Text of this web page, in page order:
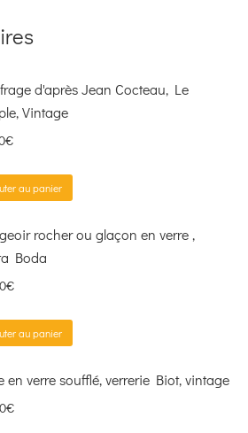
d'après Jean Cocteau, Le
Vintage
€
au panier
rocher ou glaçon en verre ,
Boda
€
au panier
en verre soufflé, verrerie Biot, vintage
€